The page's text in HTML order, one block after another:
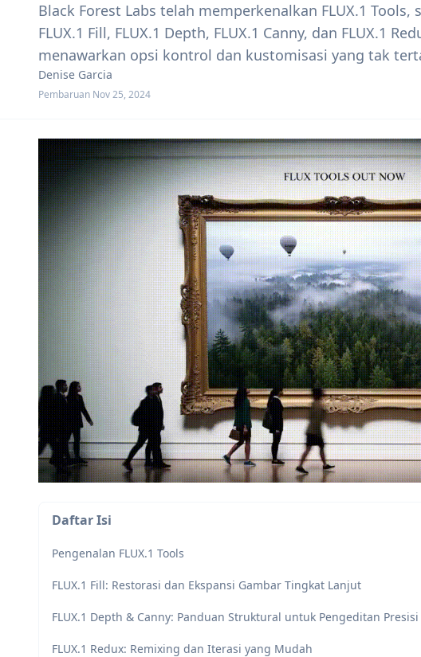
Black Forest Labs telah memperkenalkan FLUX.1
FLUX.1 Fill, FLUX.1 Depth, FLUX.1 Canny, dan FLUX.1
menawarkan opsi kontrol dan kustomisasi yang tak
Denise Garcia
Pembaruan Nov 25, 2024
Daftar Isi
Pengenalan FLUX.1 Tools
FLUX.1 Fill: Restorasi dan Ekspansi Gambar Tingkat Lanjut
FLUX.1 Depth & Canny: Panduan Struktural untuk Pengeditan Presisi
FLUX.1 Redux: Remixing dan Iterasi yang Mudah